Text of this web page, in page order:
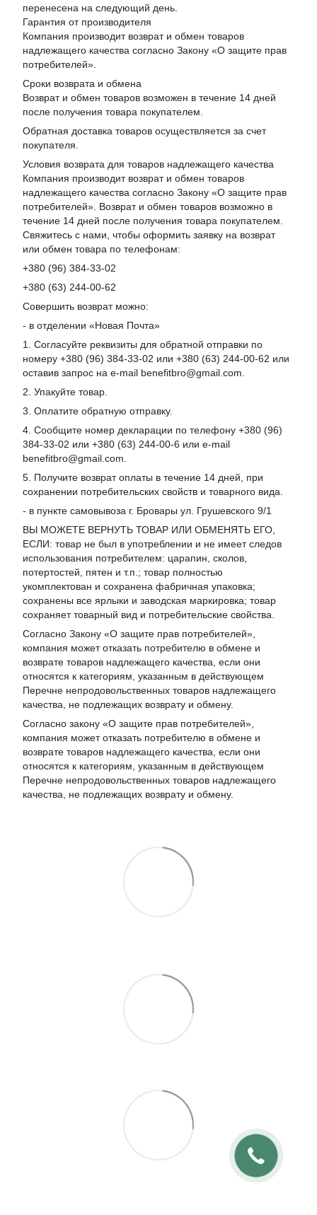
перенесена на следующий день.
Гарантия от производителя
Компания производит возврат и обмен товаров
надлежащего качества согласно Закону «О защите прав
потребителей».
Сроки возврата и обмена
Возврат и обмен товаров возможен в течение 14 дней
после получения товара покупателем.
Обратная доставка товаров осуществляется за счет
покупателя.
Условия возврата для товаров надлежащего качества
Компания производит возврат и обмен товаров
надлежащего качества согласно Закону «О защите прав
потребителей». Возврат и обмен товаров возможно в
течение 14 дней после получения товара покупателем.
Свяжитесь с нами, чтобы оформить заявку на возврат
или обмен товара по телефонам:
+380 (96) 384-33-02
+380 (63) 244-00-62
Совершить возврат можно:
- в отделении «Новая Почта»
1. Согласуйте реквизиты для обратной отправки по
номеру +380 (96) 384-33-02 или +380 (63) 244-00-62 или
оставив запрос на e-mail benefitbro@gmail.com.
2. Упакуйте товар.
3. Оплатите обратную отправку.
4. Сообщите номер декларации по телефону +380 (96)
384-33-02 или +380 (63) 244-00-6 или e-mail
benefitbro@gmail.com.
5. Получите возврат оплаты в течение 14 дней, при
сохранении потребительских свойств и товарного вида.
- в пункте самовывоза г. Бровары ул. Грушевского 9/1
ВЫ МОЖЕТЕ ВЕРНУТЬ ТОВАР ИЛИ ОБМЕНЯТЬ ЕГО,
ЕСЛИ: товар не был в употреблении и не имеет следов
использования потребителем: царапин, сколов,
потертостей, пятен и т.п.; товар полностью
укомплектован и сохранена фабричная упаковка;
сохранены все ярлыки и заводская маркировка; товар
сохраняет товарный вид и потребительские свойства.
Согласно Закону «О защите прав потребителей»,
компания может отказать потребителю в обмене и
возврате товаров надлежащего качества, если они
относятся к категориям, указанным в действующем
Перечне непродовольственных товаров надлежащего
качества, не подлежащих возврату и обмену.
Согласно закону «О защите прав потребителей»,
компания может отказать потребителю в обмене и
возврате товаров надлежащего качества, если они
относятся к категориям, указанным в действующем
Перечне непродовольственных товаров надлежащего
качества, не подлежащих возврату и обмену.